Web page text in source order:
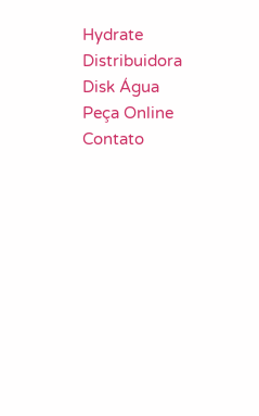
Hydrate
Distribuidora
Disk Água
Peça Online
Contato